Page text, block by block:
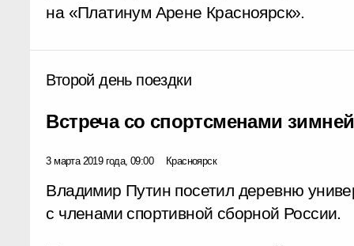
на «Платинум Арене Красноярск».
Второй день поездки
Встреча со спортсменами
3 марта 2019 года, 09:00 Красноярск
Владимир Путин посетил деревню
с членами спортивной сборной России.